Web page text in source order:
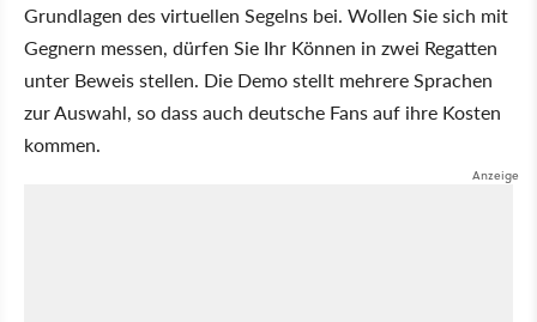
Grundlagen des virtuellen Segelns bei. Wollen Sie sich mit
Gegnern messen, dürfen Sie Ihr Können in zwei Regatten
unter Beweis stellen. Die Demo stellt mehrere Sprachen
zur Auswahl, so dass auch deutsche Fans auf ihre Kosten
kommen.